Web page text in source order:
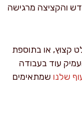
והקציצה מרגישה
קצוץ, או בתוספת
עוד בעבודה
שלנו שמתאימים